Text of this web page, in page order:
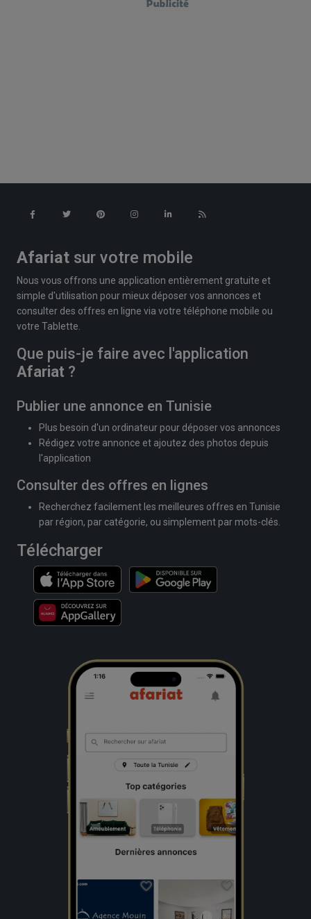
Afariat sur votre mobile
Nous vous offrons une application entièrement gratuite et
simple d'utilisation pour mieux déposer vos annonces et
consulter des offres en ligne via votre téléphone mobile ou
votre Tablette.
Que puis-je faire avec l'application
Afariat ?
Publier une annonce en Tunisie
Plus besoin d'un ordinateur pour déposer vos annonces
Rédigez votre annonce et ajoutez des photos depuis
l'application
Consulter des offres en lignes
Recherchez facilement les meilleures offres en Tunisie
par région, par catégorie, ou simplement par mots-clés.
Télécharger